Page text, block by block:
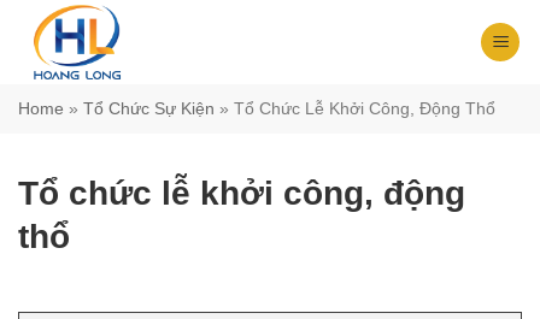
Chuyển
dungHome » Tổ Chức Sự Kiện » Tổ Chức Lễ Khởi Công, Động Thổ
Tổ chức lễ khởi công, động
thổ